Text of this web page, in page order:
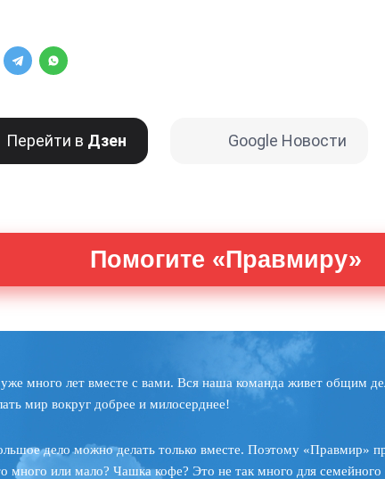
Перейти в Дзен Google Новости
Помогите «Правмиру»
много лет вместе с вами. Вся наша команда живет общим
мир вокруг добрее и милосерднее!
дело можно делать только вместе. Поэтому «Правмир»
много или мало? Чашка кофе? Это не так много для